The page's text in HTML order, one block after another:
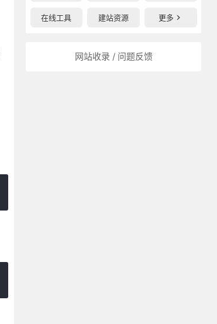
在线工具 建站资源 更多
网站收录 / 问题反馈